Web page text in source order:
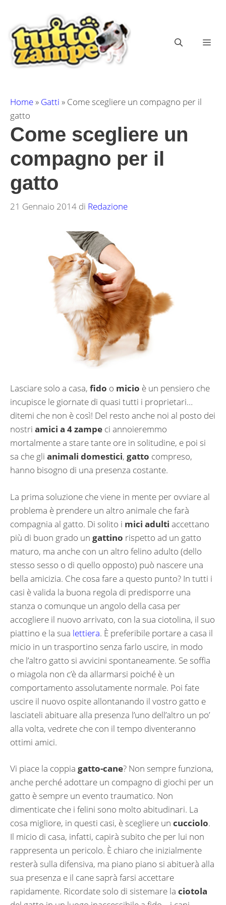
contenuto
Home» Gatti » Come scegliere un compagno per il
gatto
Come scegliere un
compagno per il
gatto
21 Gennaio 2014 di Redazione
Lasciare solo a casa, fido o micio è un pensiero che
incupisce le giornate di quasi tutti i proprietari…
ditemi che non è così! Del resto anche noi al posto dei
nostri amici a 4 zampe ci annoieremmo
mortalmente a stare tante ore in solitudine, e poi si
sa che gli animali domestici, gatto compreso,
hanno bisogno di una presenza costante.
La prima soluzione che viene in mente per ovviare al
problema è prendere un altro animale che farà
compagnia al gatto. Di solito i mici adulti accettano
più di buon grado un gattino rispetto ad un gatto
maturo, ma anche con un altro felino adulto (dello
stesso sesso o di quello opposto) può nascere una
bella amicizia. Che cosa fare a questo punto? In tutti i
casi è valida la buona regola di predisporre una
stanza o comunque un angolo della casa per
accogliere il nuovo arrivato, con la sua ciotolina, il suo
piattino e la sua lettiera. È preferibile portare a casa il
micio in un trasportino senza farlo uscire, in modo
che l’altro gatto si avvicini spontaneamente. Se soffia
o miagola non c’è da allarmarsi poiché è un
comportamento assolutamente normale. Poi fate
uscire il nuovo ospite allontanando il vostro gatto e
lasciateli abituare alla presenza l’uno dell’altro un po’
alla volta, vedrete che con il tempo diventeranno
ottimi amici.
Vi piace la coppia gatto-cane? Non sempre funziona,
anche perché adottare un compagno di giochi per un
gatto è sempre un evento traumatico. Non
dimenticate che i felini sono molto abitudinari. La
cosa migliore, in questi casi, è scegliere un cucciolo.
Il micio di casa, infatti, capirà subito che per lui non
rappresenta un pericolo. È chiaro che inizialmente
resterà sulla difensiva, ma piano piano si abituerà alla
sua presenza e il cane saprà farsi accettare
rapidamente. Ricordate solo di sistemare la ciotola